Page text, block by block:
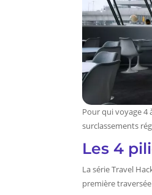
Pour qui voyage 4
surclassements
Les 4
La série Travel
première